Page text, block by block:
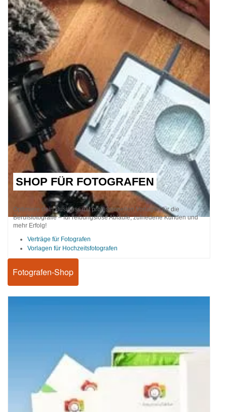
SHOP FÜR FOTOGRAFEN
Optimiere dein Business mit professionellen Vorlagen für die
Berufsfotografie – für reibungslose Abläufe, zufriedene Kunden und
mehr Erfolg!
Verträge für Fotografen
Vorlagen für Hochzeitsfotografen
Fotografen-Shop